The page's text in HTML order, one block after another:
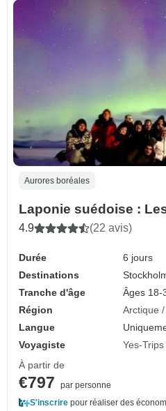
Aurores boréales
Laponie suédoise :
4.9 (22 avis)
Durée
6 jours
Destinations
Tranche d'âge
Âges 18-
Région
Arctique
Langue
Voyagiste
Yes-Trips
À partir de
€797
par personne
S'inscrire pour réaliser des